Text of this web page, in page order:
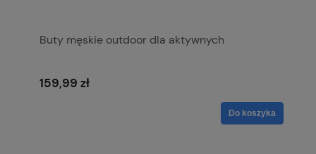
Buty męskie outdoor dla aktywnych
159,99 zł
Do koszyka